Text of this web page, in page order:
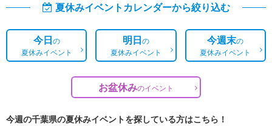
夏休みイベントカレンダーから絞り込む
今日の
夏休みイベント
明日の
夏休みイベント
今週末の
夏休みイベント
お盆休みのイベント
今週の千葉県の夏休みイベントを探している方はこちら！